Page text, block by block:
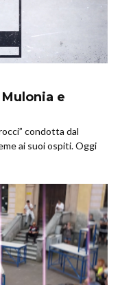
e
condotta dal
ai suoi ospiti. Oggi